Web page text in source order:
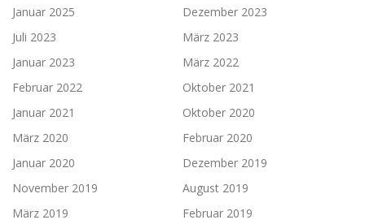
Januar 2025
Dezember 2023
Juli 2023
März 2023
Januar 2023
März 2022
Februar 2022
Oktober 2021
Januar 2021
Oktober 2020
März 2020
Februar 2020
Januar 2020
Dezember 2019
November 2019
August 2019
März 2019
Februar 2019